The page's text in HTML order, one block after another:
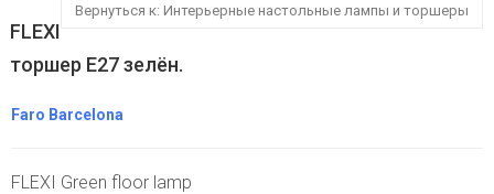
Вернуться к: Интерьерные настольные лампы и торшеры
FLEXI
торшер E27 зелён.
Faro Barcelona
FLEXI Green floor lamp